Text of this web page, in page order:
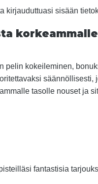
kirjauduttuasi sisään
pelin kokeileminen,
säännöllisesti,
tasolle nouset ja
fantastisia